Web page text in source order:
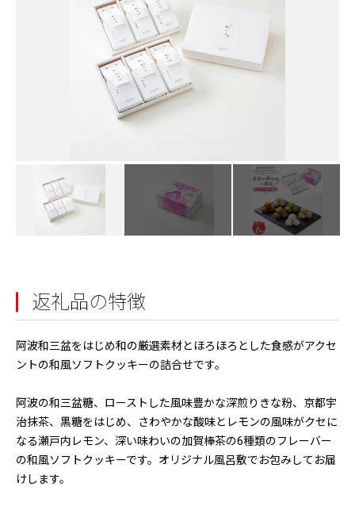
返礼品の特徴
阿波和三盆をはじめ和の厳選素材とほろほろとした食感がアクセ
ントの和風ソフトクッキーの詰合せです。
阿波の和三盆糖、ローストした風味豊かな深煎りきな粉、京都宇
治抹茶、黒糖をはじめ、さわやかな酸味とレモンの風味がクセに
なる瀬戸内レモン、深い味わいの加賀棒茶の6種類のフレーバー
の和風ソフトクッキーです。オリジナル風呂敷でお包みしてお届
けします。